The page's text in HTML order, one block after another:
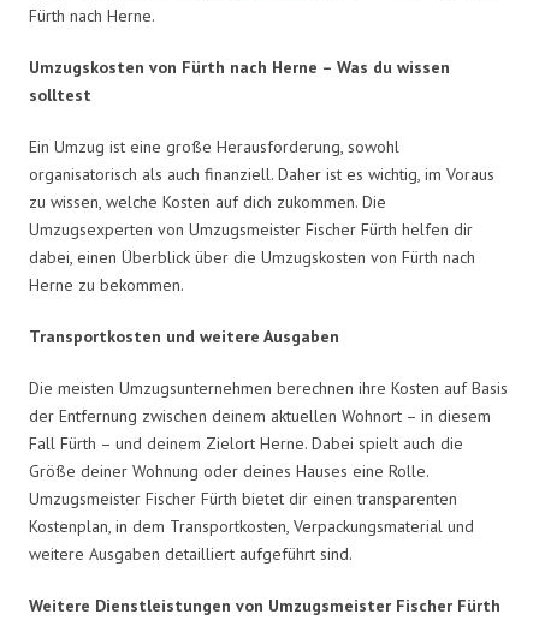
Fürth nach Herne.
Umzugskosten von Fürth nach Herne – Was du wissen
solltest
Ein Umzug ist eine große Herausforderung, sowohl
organisatorisch als auch finanziell. Daher ist es wichtig, im Voraus
zu wissen, welche Kosten auf dich zukommen. Die
Umzugsexperten von Umzugsmeister Fischer Fürth helfen dir
dabei, einen Überblick über die Umzugskosten von Fürth nach
Herne zu bekommen.
Transportkosten und weitere Ausgaben
Die meisten Umzugsunternehmen berechnen ihre Kosten auf Basis
der Entfernung zwischen deinem aktuellen Wohnort – in diesem
Fall Fürth – und deinem Zielort Herne. Dabei spielt auch die
Größe deiner Wohnung oder deines Hauses eine Rolle.
Umzugsmeister Fischer Fürth bietet dir einen transparenten
Kostenplan, in dem Transportkosten, Verpackungsmaterial und
weitere Ausgaben detailliert aufgeführt sind.
Weitere Dienstleistungen von Umzugsmeister Fischer Fürth